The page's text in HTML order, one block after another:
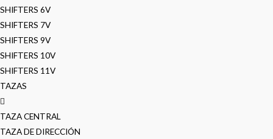
SHIFTERS 6V
SHIFTERS 7V
SHIFTERS 9V
SHIFTERS 10V
SHIFTERS 11V
TAZAS
TAZA CENTRAL
TAZA DE DIRECCIÓN